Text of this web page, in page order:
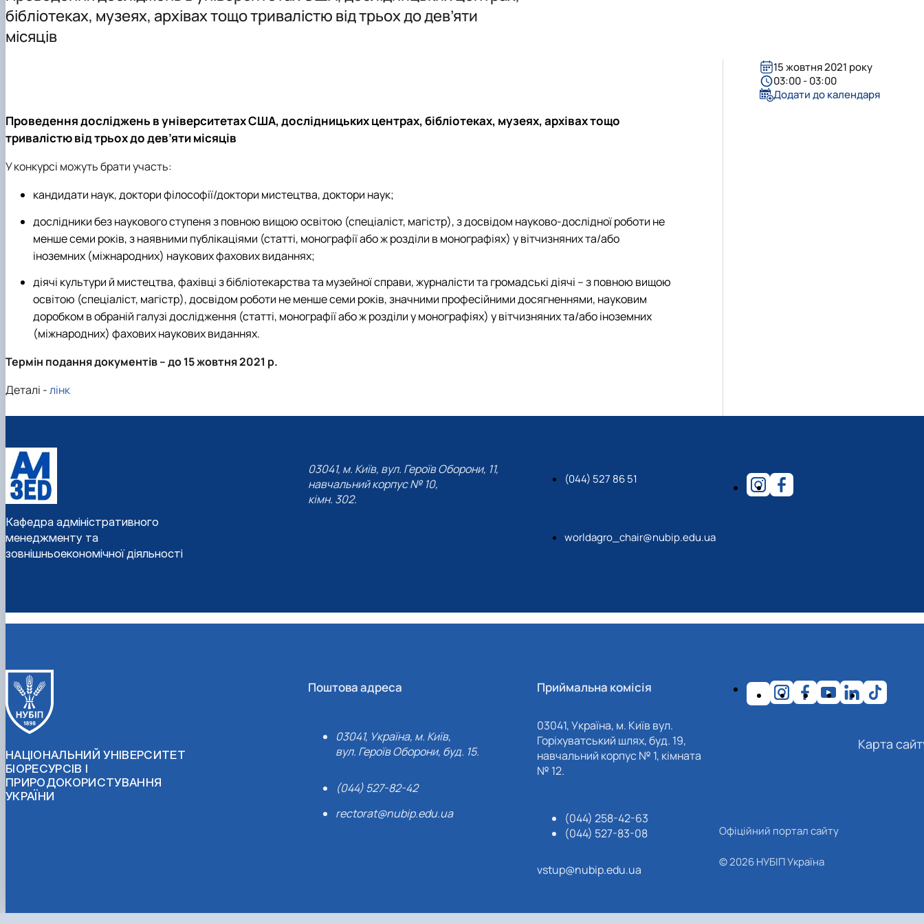
Співробітники кафедри
ННВЛ «Бізнес-аналітика»
Клуб випускників
Логістика
Підготовка до акредитації ОП "Адміністративний менеджмент"
Підготовка до акредитації ОП "Менеджмент ЗЕД"
Аспірантура
Організація практичного навчання
Графік консультацій
Проєкт DAAD
DigiAgrar_UA
AgriWork_UA
Логістика
Експрес-курс підготовки слухачів для здачі ЄФВВ з «Управління та адмініструванн…
бібліотеках, музеях, архівах тощо тривалістю від трьох до дев’яти
місяців
Проведення досліджень в університетах США, дослідницьких центрах, бібліотеках, музеях, архівах тощо
тривалістю від трьох до дев’яти місяців
У конкурсі можуть брати участь:
кандидати наук, доктори філософії/доктори мистецтва, доктори наук;
дослідники без наукового ступеня з повною вищою освітою (спеціаліст, магістр), з досвідом науково-дослідної роботи не
менше семи років, з наявними публікаціями (статті, монографії або ж розділи в монографіях) у вітчизняних та/або
іноземних (міжнародних) наукових фахових виданнях;
діячі культури й мистецтва, фахівці з бібліотекарства та музейної справи, журналісти та громадські діячі – з повною вищою
освітою (спеціаліст, магістр), досвідом роботи не менше семи років, значними професійними досягненнями, науковим
доробком в обраній галузі дослідження (статті, монографії або ж розділи у монографіях) у вітчизняних та/або іноземних
(міжнародних) фахових наукових виданнях.
Термін подання документів – до 15 жовтня 2021 р.
Деталі -лінк
15 жовтня 2021 року
03:00 - 03:00
Додати до календаря
Кафедра адміністративного
менеджменту та
зовнішньоекономічної діяльності
03041, м. Київ, вул. Героїв Оборони, 11,
навчальний корпус № 10,
кімн. 302.
(044) 527 86 51
worldagro_chair@nubip.edu.ua
НАЦІОНАЛЬНИЙ УНІВЕРСИТЕТ
БІОРЕСУРСІВ І
ПРИРОДОКОРИСТУВАННЯ
УКРАЇНИ
Поштова адреса
03041, Україна, м. Київ,
вул. Героїв Оборони, буд. 15.
(044) 527-82-42
rectorat@nubip.edu.ua
Приймальна комісія
03041, Україна, м. Київ вул.
Горіхуватський шлях, буд. 19,
навчальний корпус № 1, кімната
№ 12.
(044) 258-42-63
(044) 527-83-08
vstup@nubip.edu.ua
Карта
Офіційний портал сайту
© 2026 НУБІП Україна